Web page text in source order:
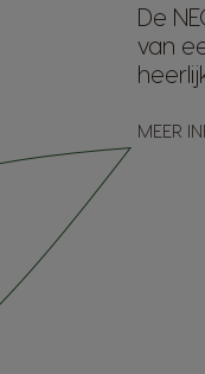
De
van
MEER